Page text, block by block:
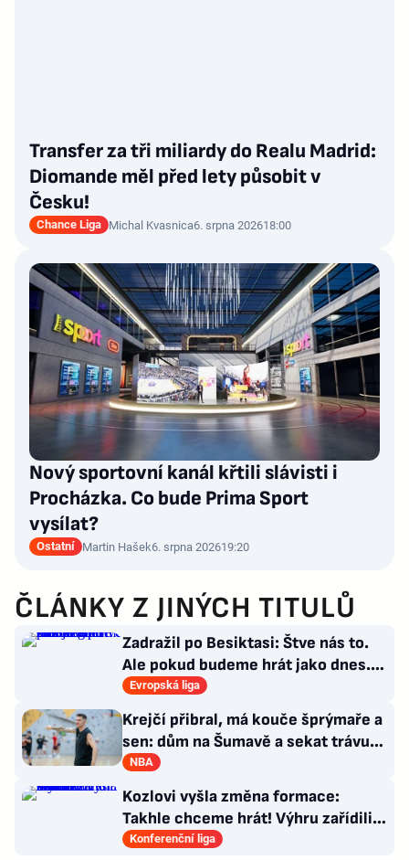
Transfer za tři miliardy do Realu Madrid:
Diomande měl před lety působit v
Česku!
Chance Liga Michal Kvasnica6. srpna 202618:00
Nový sportovní kanál křtili slávisti i
Procházka. Co bude Prima Sport
vysílat?
Ostatní Martin Hašek6. srpna 202619:20
ČLÁNKY Z JINÝCH TITULŮ
Zadražil po Besiktasi: Štve nás to.
Ale pokud budeme hrát jako dnes...
Co se stalo u gólu?
Evropská liga
Krejčí přibral, má kouče šprýmaře a
sen: dům na Šumavě a sekat trávu
jako Forrest Gump
NBA
Kozlovi vyšla změna formace:
Takhle chceme hrát! Výhru zařídili
sváteční hlavičkáři
Konferenční liga